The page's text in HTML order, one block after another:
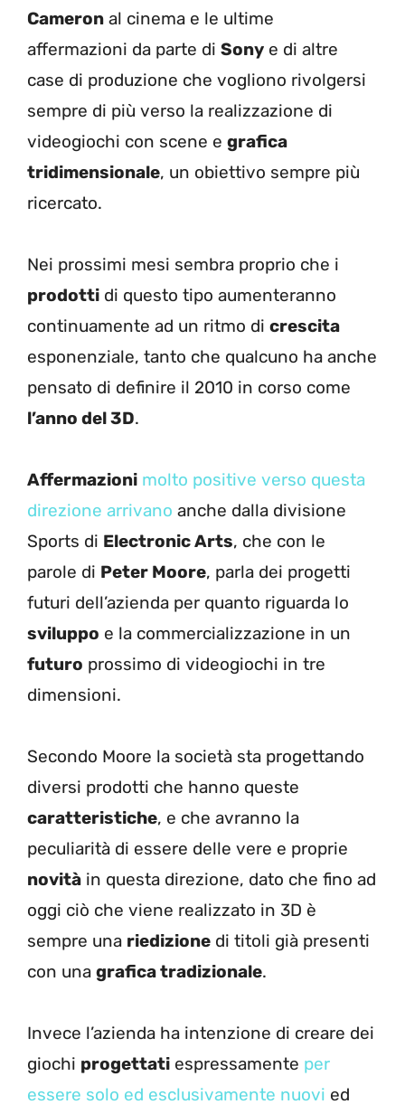
Cameron al cinema e le ultime
affermazioni da parte di Sony e di altre
case di produzione che vogliono rivolgersi
sempre di più verso la realizzazione di
videogiochi con scene e grafica
tridimensionale, un obiettivo sempre più
ricercato.
Nei prossimi mesi sembra proprio che i
prodotti di questo tipo aumenteranno
continuamente ad un ritmo di crescita
esponenziale, tanto che qualcuno ha anche
pensato di definire il 2010 in corso come
l’anno del 3D.
Affermazioni molto positive verso questa
direzione arrivano anche dalla divisione
Sports di Electronic Arts, che con le
parole di Peter Moore, parla dei progetti
futuri dell’azienda per quanto riguarda lo
sviluppo e la commercializzazione in un
futuro prossimo di videogiochi in tre
dimensioni.
Secondo Moore la società sta progettando
diversi prodotti che hanno queste
caratteristiche, e che avranno la
peculiarità di essere delle vere e proprie
novità in questa direzione, dato che fino ad
oggi ciò che viene realizzato in 3D è
sempre una riedizione di titoli già presenti
con una grafica tradizionale.
Invece l’azienda ha intenzione di creare dei
giochi progettati espressamente per
essere solo ed esclusivamente nuovi ed